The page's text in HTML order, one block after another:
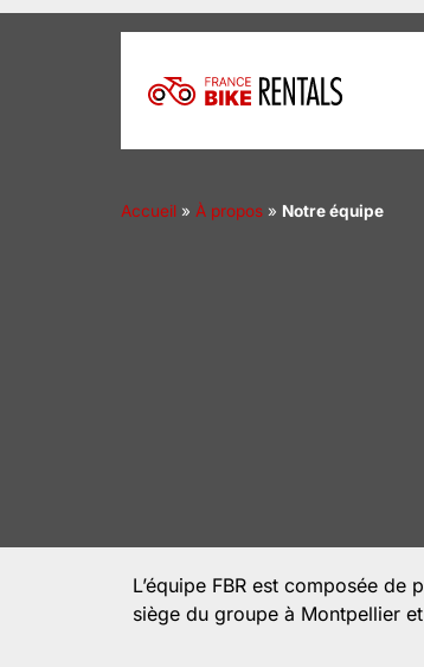
Accueil » À propos » Notre équipe
L’équipe FBR est composée
siège du groupe à Montpellier